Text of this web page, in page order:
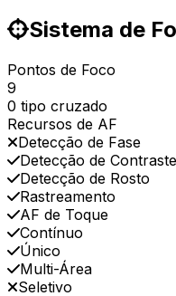
Sistema de
Pontos de Foco
9
0 tipo cruzado
Recursos de AF
Detecção de Fase
Detecção de Contraste
Detecção de Rosto
Rastreamento
AF de Toque
Contínuo
Único
Multi-Área
Seletivo